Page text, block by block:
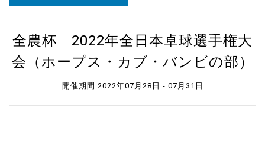
全農杯 2022年全日本卓球選手権大
会（ホープス・カブ・バンビの部）
開催期間 2022年07月28日 - 07月31日